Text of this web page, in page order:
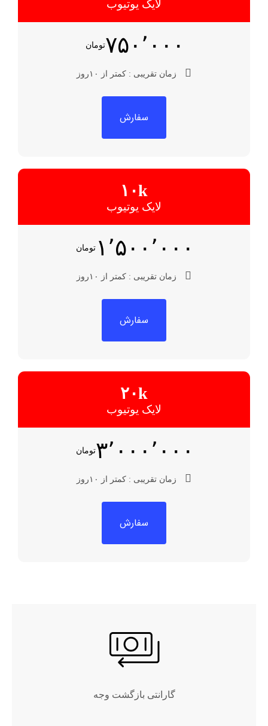
لایک یوتیوب
تومان۷۵۰٬۰۰۰
زمان تقریبی : کمتر از ۱۰روز
سفارش
۱۰k
لایک یوتیوب
تومان ۱٬۵۰۰٬۰۰۰
زمان تقریبی : کمتر از ۱۰روز
سفارش
۲۰k
لایک یوتیوب
تومان۳٬۰۰۰٬۰۰۰
زمان تقریبی : کمتر از ۱۰روز
سفارش
گارانتی بازگشت وجه